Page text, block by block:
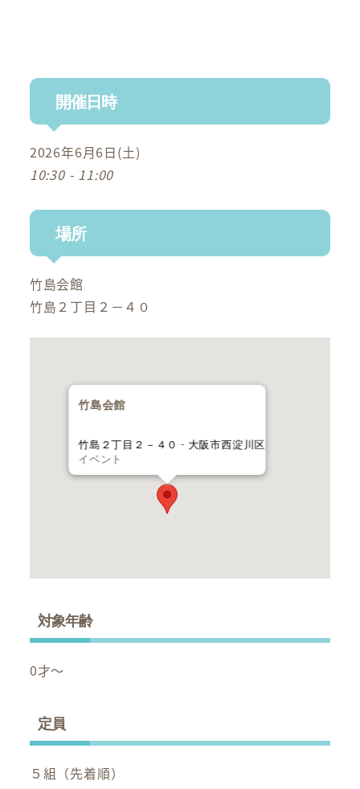
開催日時
2026年6月6日(土)
10:30 - 11:00
場所
竹島会館
竹島２丁目２－４０
竹島会館
竹島２丁目２－４０ - 大阪市西淀川区
イベント
対象年齢
0才～
定員
５組（先着順）